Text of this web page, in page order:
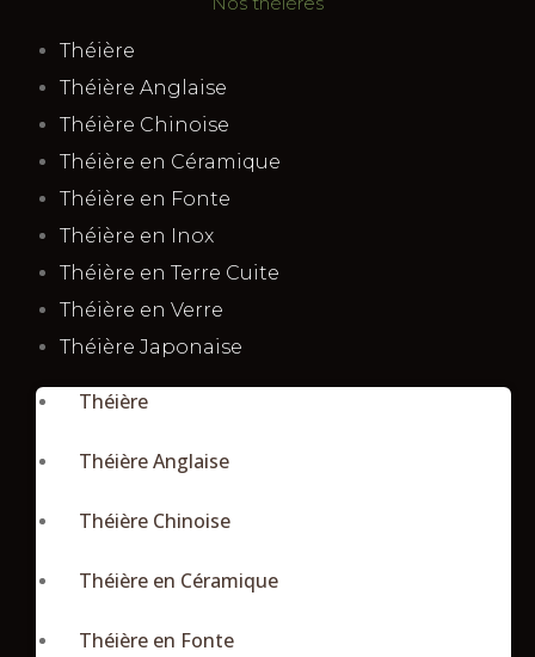
Théière
Théière Anglaise
Théière Chinoise
Théière en Céramique
Théière en Fonte
Théière en Inox
Théière en Terre Cuite
Théière en Verre
Théière Japonaise
Théière
Théière Anglaise
Théière Chinoise
Théière en Céramique
Théière en Fonte